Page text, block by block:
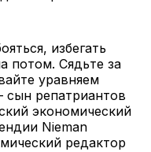
избегать
потом. Сядьте за
уравняем
репатриантов
экономический
Nieman
редактор